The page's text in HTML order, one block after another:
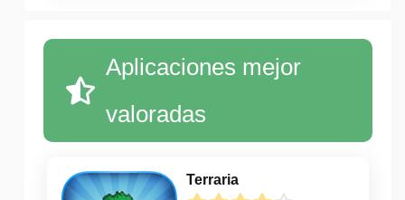
Aplicaciones mejor
valoradas
Terraria